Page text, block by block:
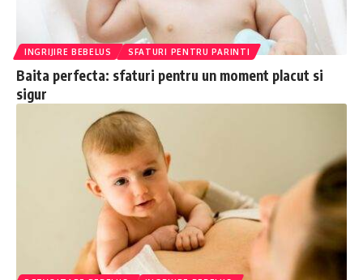
INGRIJIRE BEBELUS SFATURI PENTRU PARINTI
Baita perfecta: sfaturi pentru un moment placut si
sigur